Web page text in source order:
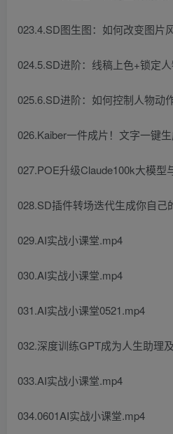
023.4.SD图生图：如何改变图片
024.5.SD进阶：线稿上色+锁定
025.6.SD进阶：如何控制人物动
026.Kaiber一件成片！文字一键
027.POE升级Claude100k大模型
028.SD插件转场迭代生成你自己
029.AI实战小课堂.mp4
030.AI实战小课堂.mp4
031.AI实战小课堂0521.mp4
032.深度训练GPT成为人生助理
033.AI实战小课堂.mp4
034.0601AI实战小课堂.mp4